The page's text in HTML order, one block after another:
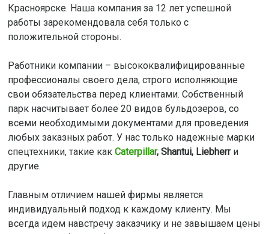
Красноярске. Наша компания за 12 лет успешной
работы зарекомендовала себя только с
положительной стороны.
Работники компании – высококвалифицированные
профессионалы своего дела, строго исполняющие
свои обязательства перед клиентами. Собственный
парк насчитывает более 20 видов бульдозеров, со
всеми необходимыми документами для проведения
любых заказных работ. У нас только надежные марки
спецтехники, такие как Caterpillar, Shantui, Liebherrи
другие.
Главным отличием нашей фирмы является
индивидуальный подход к каждому клиенту. Мы
всегда идем навстречу заказчику и не завышаем цены